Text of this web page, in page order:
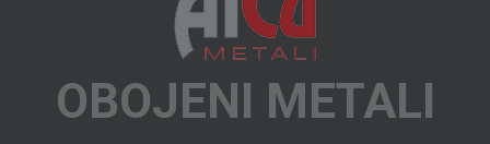
OBOJENI METALI